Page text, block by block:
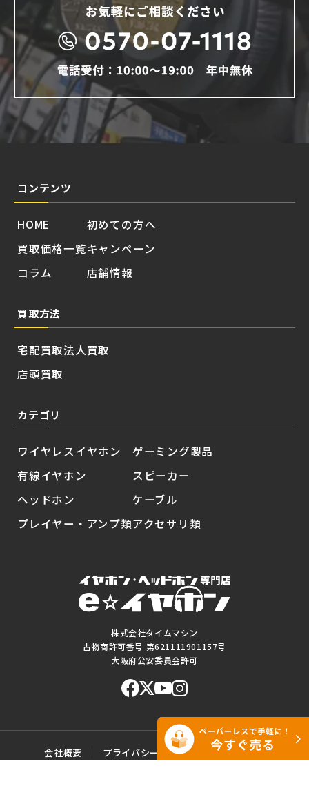
株式会社タイムマシン
古物商許可番号 第621111901157号
大阪府公安委員会許可
コンテンツ
HOME
買取価格一覧
コラム
初めての方へ
キャンペーン
店舗情報
買取方法
宅配買取
店頭買取
法人買取
カテゴリ
ワイヤレスイヤホン
有線イヤホン
ヘッドホン
プレイヤー・アンプ類
ゲーミング製品
スピーカー
ケーブル
アクセサリ類
会社概要 プライバシーポリシー
ご利用規約